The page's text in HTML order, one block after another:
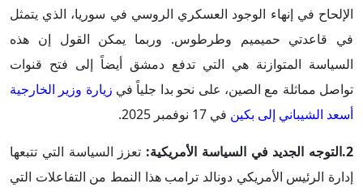
الإلحاح في إنهاء الوجود العسكري الروسي في سوريا، الذي يتمثل
في قاعدتي حميميم وطرطوس. وربما يمكن القول إن هذه
السياسة المتوازنة هي التي تدفع دمشق أيضاً إلى فتح قنوات
تواصل مماثلة مع الصين، على نحو بدا جلياً في زيارة وزير الخارجية
أسعد الشيباني إلى بكين في 17 نوفمبر 2025.
2.التوجه الجديد في السياسة الأمريكية:
تعزز السياسة التي تتبعها
إدارة الرئيس الأمريكي دونالد ترامب هذا النمط من التفاعلات التي